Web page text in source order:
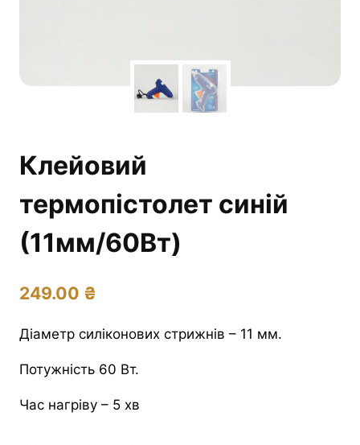
Клейовий
термопістолет синій
(11мм/60Вт)
249.00 ₴
Діаметр силіконових стрижнів – 11 мм.
Потужність 60 Вт.
Час нагріву – 5 хв